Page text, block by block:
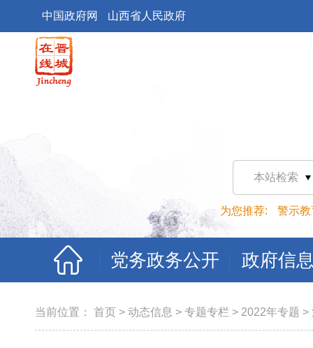
中国政府网 山西省人民政府
本站检索
为您推荐: 警示教
党务政务公开 政府信
当前位置： 首页 > 动态信息 > 专题专栏 > 2022年专题 >